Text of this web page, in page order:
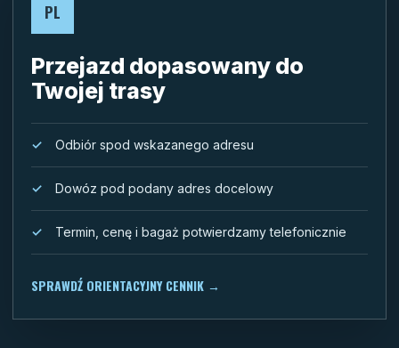
PL
Przejazd dopasowany do
Twojej trasy
Odbiór spod wskazanego adresu
Dowóz pod podany adres docelowy
Termin, cenę i bagaż potwierdzamy telefonicznie
SPRAWDŹ ORIENTACYJNY CENNIK →